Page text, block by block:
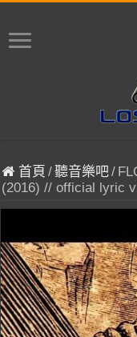
首頁 /聽音樂吧/
(2016) // official lyric